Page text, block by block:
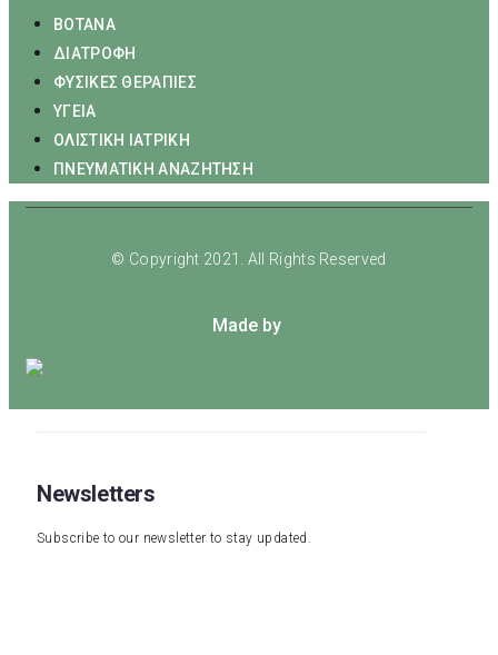
ΒΟΤΑΝΑ
ΔΙΑΤΡΟΦΗ
ΦΥΣΙΚΕΣ ΘΕΡΑΠΙΕΣ
ΥΓΕΙΑ
ΟΛΙΣΤΙΚΗ ΙΑΤΡΙΚΗ
ΠΝΕΥΜΑΤΙΚΗ ΑΝΑΖΗΤΗΣΗ
© Copyright 2021. All Rights Reserved
Made by
Newsletters
Subscribe to our newsletter to stay updated.